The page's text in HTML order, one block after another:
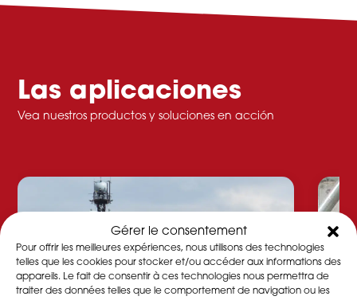
Gérer le consentement
Pour offrir les meilleures expériences, nous utilisons des technologies
telles que les cookies pour stocker et/ou accéder aux informations des
appareils. Le fait de consentir à ces technologies nous permettra de
traiter des données telles que le comportement de navigation ou les
Las aplicaciones
Vea nuestros productos y soluciones en acción